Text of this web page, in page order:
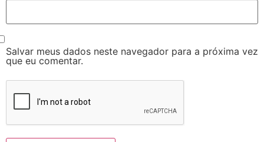
Salvar meus dados neste navegador para a próxima vez
que eu comentar.